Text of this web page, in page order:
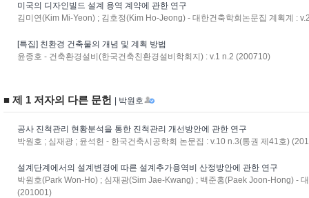
미국의 디자인빌드 설계 용역 계약에 관한 연구
김미연(Kim Mi-Yeon) ; 김호정(Kim Ho-Jeong) - 대한건축학회논문집 계획계 :
[특집] 친환경 건축물의 개념 및 계획 방법
윤종호 - 건축환경설비(한국건축친환경설비학회지) : v.1 n.2 (200710)
■ 제 1 저자의 다른 문헌 | 박원호
공사 진척관리 현황분석을 통한 진척관리 개선방안에 관한 연구
박원호 ; 심재광 ; 윤석헌 - 한국건축시공학회 논문집 : v.10 n.3(통권 제41호)
설계단계에서의 설계변경에 따른 설계추가용역비 산정방안에 관한 연구
박원호(Park Won-Ho) ; 심재광(Sim Jae-Kwang) ; 백준홍(Paek Joon-Hong) -
(201001)